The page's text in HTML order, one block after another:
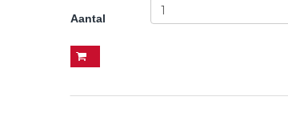
Aantal